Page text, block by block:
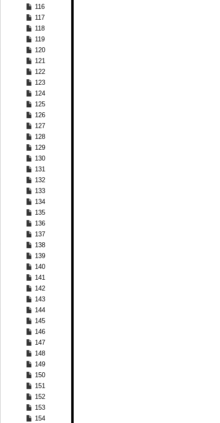
116
117
118
119
120
121
122
123
124
125
126
127
128
129
130
131
132
133
134
135
136
137
138
139
140
141
142
143
144
145
146
147
148
149
150
151
152
153
154